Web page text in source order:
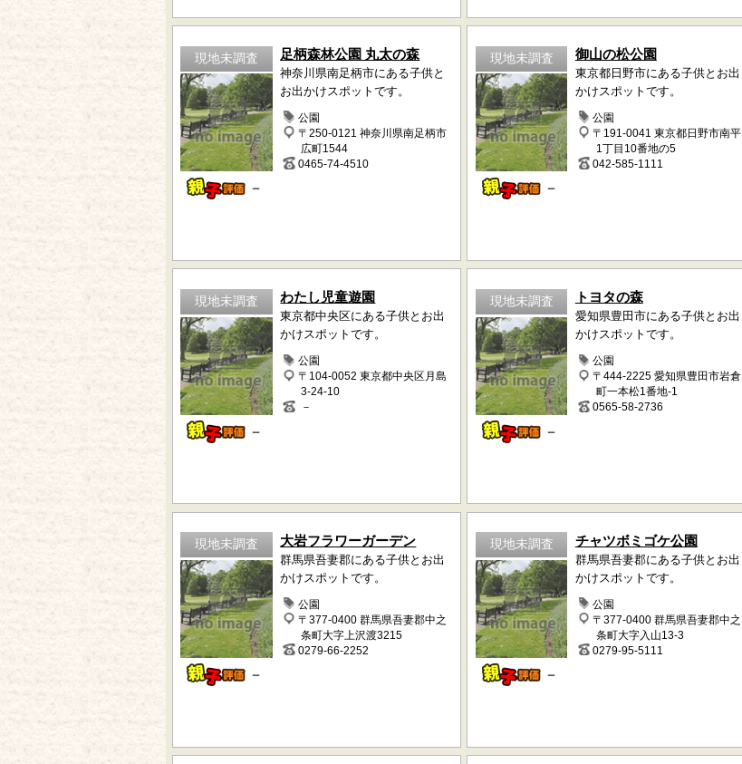
現地未調査
－
足柄森林公園 丸太の森
神奈川県南足柄市にある子供と
お出かけスポットです。
公園
〒250-0121 神奈川県南足柄市
広町1544
0465-74-4510
現地未調査
－
御山の松公園
東京都日野市にある子供とお出
かけスポットです。
公園
〒191-0041 東京都日野市南平
1丁目10番地の5
042-585-1111
現地未調査
－
わたし児童遊園
東京都中央区にある子供とお出
かけスポットです。
公園
〒104-0052 東京都中央区月島
3-24-10
－
現地未調査
－
トヨタの森
愛知県豊田市にある子供とお出
かけスポットです。
公園
〒444-2225 愛知県豊田市岩倉
町一本松1番地-1
0565-58-2736
現地未調査
－
大岩フラワーガーデン
群馬県吾妻郡にある子供とお出
かけスポットです。
公園
〒377-0400 群馬県吾妻郡中之
条町大字上沢渡3215
0279-66-2252
現地未調査
－
チャツボミゴケ公園
群馬県吾妻郡にある子供とお出
かけスポットです。
公園
〒377-0400 群馬県吾妻郡中之
条町大字入山13-3
0279-95-5111